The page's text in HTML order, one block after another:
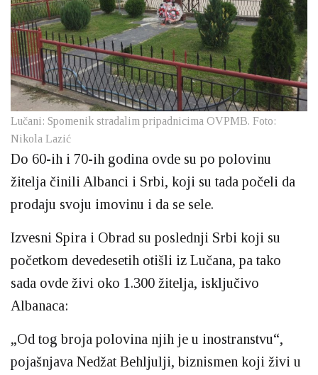
Lučani: Spomenik stradalim pripadnicima OVPMB. Foto:
Nikola Lazić
Do 60-ih i 70-ih godina ovde su po polovinu
žitelja činili Albanci i Srbi, koji su tada počeli da
prodaju svoju imovinu i da se sele.
Izvesni Spira i Obrad su poslednji Srbi koji su
početkom devedesetih otišli iz Lučana, pa tako
sada ovde živi oko 1.300 žitelja, isključivo
Albanaca:
„Od tog broja polovina njih je u inostranstvu“,
pojašnjava Nedžat Behljulji, biznismen koji živi u